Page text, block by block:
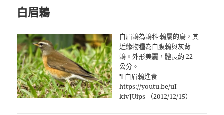
白眉鶇
白眉鶇為鶇科·鶇屬的鳥，其
近緣物種為白腹鶇與灰背
鶇 。外形美麗，體長約 22
公分。
¶ 白眉鶇進食
https://youtu.be/uI-
kivJUips （2012/12/15）